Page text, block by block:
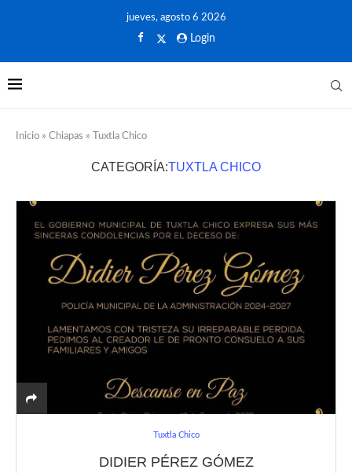
jueves, agosto 6 2026
Login
Inicio » Chiapas » Tuxtla Chico
CATEGORÍA:TUXTLA CHICO
Tuxtla Chico
DIDIER PÉREZ GÓMEZ